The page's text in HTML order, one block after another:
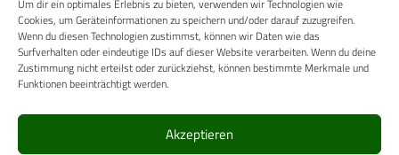
Um dir ein optimales Erlebnis zu bieten, verwenden wir Technologien wie
Cookies, um Geräteinformationen zu speichern und/oder darauf zuzugreifen.
Wenn du diesen Technologien zustimmst, können wir Daten wie das
Surfverhalten oder eindeutige IDs auf dieser Website verarbeiten. Wenn du deine
Zustimmung nicht erteilst oder zurückziehst, können bestimmte Merkmale und
Funktionen beeinträchtigt werden.
Akzeptieren
RECHTLICHES
Datenschutzerklärung
Cookie-Richtlinie (EU)